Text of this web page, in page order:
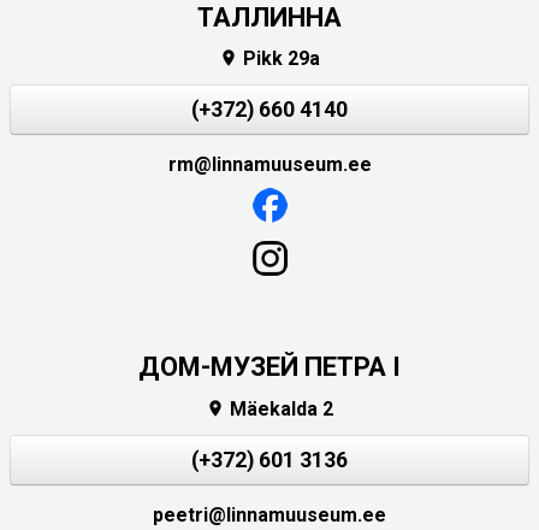
ТАЛЛИННА
 Pikk 29a
(+372) 660 4140
rm@linnamuuseum.ee
ДОМ-МУЗЕЙ ПЕТРА I
 Mäekalda 2
(+372) 601 3136
peetri@linnamuuseum.ee